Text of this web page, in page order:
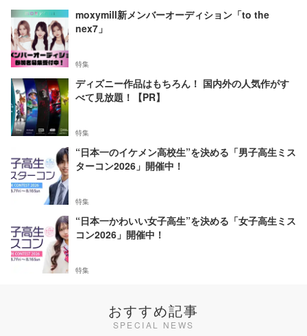
moxymill新メンバーオーディション「to the
nex7」
特集
ディズニー作品はもちろん！ 国内外の人気作がす
べて見放題！【PR】
特集
“日本一のイケメン高校生”を決める「男子高生ミス
ターコン2026」開催中！
特集
“日本一かわいい女子高生”を決める「女子高生ミス
コン2026」開催中！
特集
おすすめ記事
SPECIAL NEWS